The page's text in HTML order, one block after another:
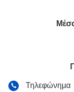
Τηλεφώνημα